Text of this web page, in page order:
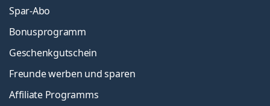
Spar-Abo
Bonusprogramm
Geschenkgutschein
Freunde werben und sparen
Affiliate Programms